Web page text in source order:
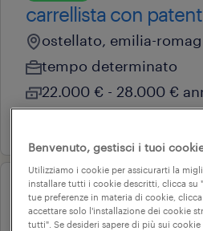
carrellista con
ostellato, emilia-
tempo determinato
22.000 € - 28.000 €
operational
carrellista
Benvenuto, gestisci i tuoi
Utilizziamo i cookie per assicurarti la
installare tutti i cookie descritti, clicca su
tue preferenze in materia di cookie,
accettare solo l'installazione dei cookie
tutti". Se desideri sapere di più sui